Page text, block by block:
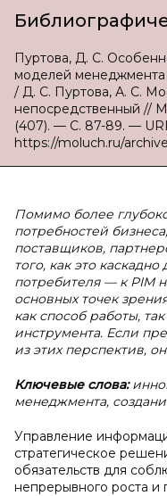
Пуртова, Д. С.
моделей менеджмента
/ Д. С. Пуртова, А. С.
непосредственный //
(407). — С. 87-89. —
https://moluch.ru/
Помимо более
потребностей
поставщиков,
того, как это
потребителя — к PIM
основных точек
как способ работы,
инструмента. Если
из этих перспектив,
Ключевые слова:
менеджмента,
Управление
стратегическое
обязательств для
непрерывного роста и